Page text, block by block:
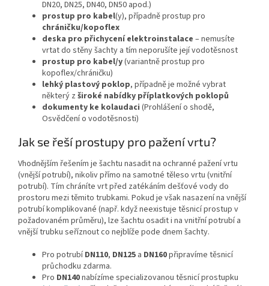
DN20, DN25, DN40, DN50 apod.)
prostup pro kabel(y), případně prostup pro
chráničku/kopoflex
deska pro přichycení elektroinstalace – nemusíte
vrtat do stěny šachty a tím neporušíte její vodotěsnost
prostup pro kabel/y(variantně prostup pro
kopoflex/chráničku)
lehký plastový poklop, případně je možné vybrat
některý z široké nabídky příplatkových poklopů
dokumenty ke kolaudaci (Prohlášení o shodě,
Osvědčení o vodotěsnosti)
Jak se řeší prostupy pro pažení vrtu?
Vhodnějším řešením je šachtu nasadit na ochranné pažení vrtu
(vnější potrubí), nikoliv přímo na samotné těleso vrtu (vnitřní
potrubí). Tím chráníte vrt před zatékáním dešťové vody do
prostoru mezi těmito trubkami. Pokud je však nasazení na vnější
potrubí komplikované (např. když neexistuje těsnicí prostup v
požadovaném průměru), lze šachtu osadit i na vnitřní potrubí a
vnější trubku seříznout co nejblíže pode dnem šachty.
Pro potrubíDN110, DN125 a DN160připravíme těsnicí
průchodku zdarma.
Pro DN140nabízíme specializovanou těsnicí prostupku